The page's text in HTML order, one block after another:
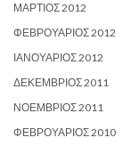
ΜΆΡΤΙΟΣ 2012
ΦΕΒΡΟΥΆΡΙΟΣ 2012
ΙΑΝΟΥΆΡΙΟΣ 2012
ΔΕΚΈΜΒΡΙΟΣ 2011
ΝΟΈΜΒΡΙΟΣ 2011
ΦΕΒΡΟΥΆΡΙΟΣ 2010